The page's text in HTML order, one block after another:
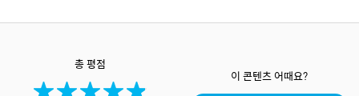
총 평점
이 콘텐츠 어때요?